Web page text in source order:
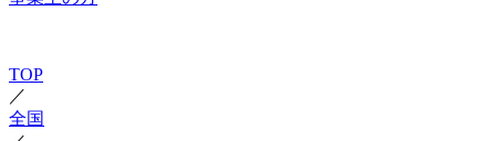
TOP
／
全国